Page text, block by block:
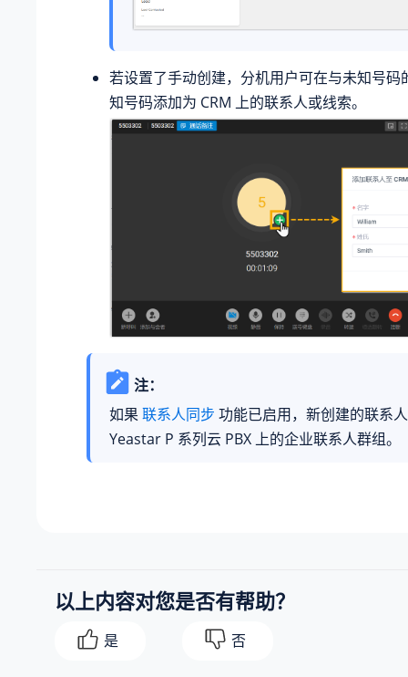
若设置了手动创建，分机用户可在与未知号码
知号码添加为 CRM 上的联系人或线索。
注：
如果 联系人同步 功能已启用，新创建的联系
Yeastar P 系列云 PBX上的企业联系人群组。
以上内容对您是否有帮助？
是 否